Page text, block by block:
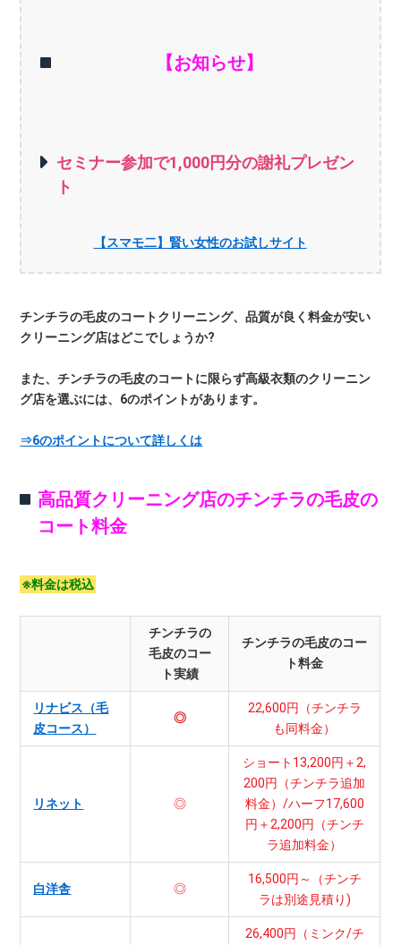
【お知らせ】
セミナー参加で1,000円分の謝礼プレゼン
ト
【スマモ二】賢い女性のお試しサイト
チンチラの毛皮のコートクリーニング、品質が良く料金が安い
クリーニング店はどこでしょうか?
また、チンチラの毛皮のコートに限らず高級衣類のクリーニン
グ店を選ぶには、6のポイントがあります。
⇒6のポイントについて詳しくは
高品質クリーニング店のチンチラの毛皮の
コート料金
※料金は税込
チンチラの
毛皮のコー
ト実績
チンチラの毛皮のコー
ト料金
リナビス（毛
皮コース）
◎
22,600円（チンチラ
も同料金）
リネット ◎
ショート13,200円＋2,
200円（チンチラ追加
料金）/ハーフ17,600
円＋2,200円（チンチ
ラ追加料金）
白洋舎 ◎
16,500円～（チンチ
ラは別途見積り)
26,400円（ミンク/チ